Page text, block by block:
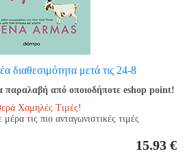
διαθεσιμότητα μετά τις 24-8
παραλαβή από οποιοδήποτε eshop point!
Χαμηλές Τιμές!
τις πιο ανταγωνιστικές τιμές
15.93 €